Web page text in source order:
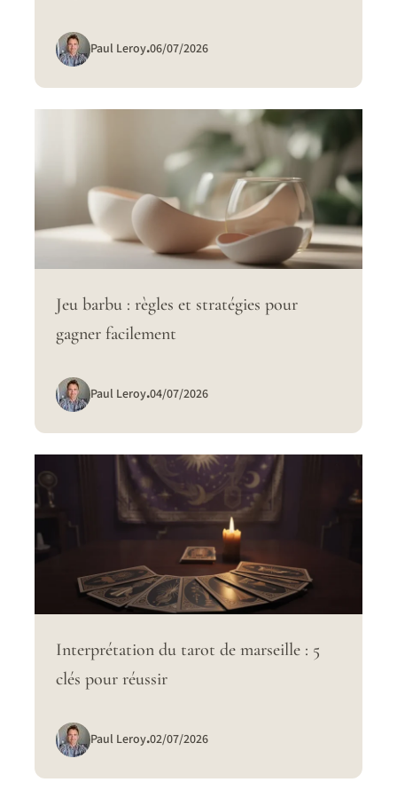
Paul Leroy.06/07/2026
Jeu barbu : règles et stratégies pour
gagner facilement
Paul Leroy.04/07/2026
Interprétation du tarot de marseille : 5
clés pour réussir
Paul Leroy.02/07/2026